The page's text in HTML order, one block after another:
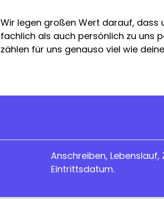
Wir legen großen Wert darauf, dass
fachlich als auch persönlich zu uns
zählen für uns genauso viel wie
Anschreiben,
Eintrittsdatum.